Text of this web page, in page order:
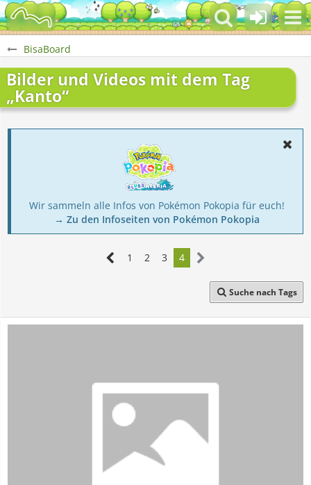
BisaBoard
Bilder und Videos mit dem Tag
„Kanto“
Wir sammeln alle Infos von Pokémon Pokopia für euch!
→ Zu den Infoseiten von Pokémon Pokopia
1 2 3 4
Suche nach Tags